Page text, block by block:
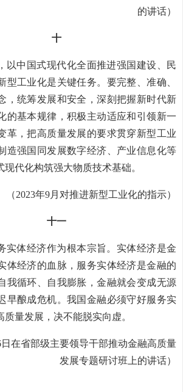
的讲话）
十
以中国式现代化全面推进强国建设、民
型工业化是关键任务。要完整、准确、
，统筹发展和安全，深刻把握新时代新
的基本规律，积极主动适应和引领新一
革，把高质量发展的要求贯穿新型工业
造强国同发展数字经济、产业信息化等
代化构筑强大物质技术基础。
（2023年9月对推进新型工业化的指示）
十一
实体经济作为根本宗旨。实体经济是金
体经济的血脉，服务实体经济是金融的
我循环、自我膨胀，金融就会变成无源
早酿成危机。我国金融必须守好服务实
量发展，决不能脱实向虚。
日在省部级主要领导干部推动金融高质量
发展专题研讨班上的讲话）